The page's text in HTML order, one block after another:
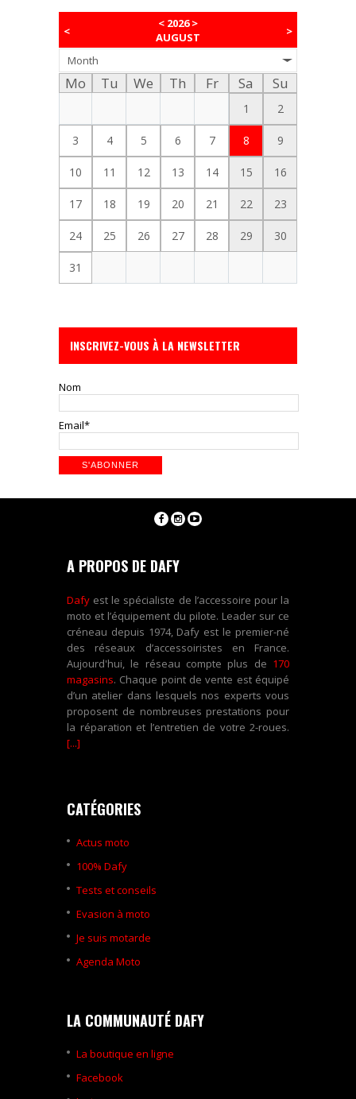
<
< 2026>
AUGUST
>
Month
Mo Tu We Th Fr Sa Su
1 2
3 4 5 6 7 8 9
10 11 12 13 14 15 16
17 18 19 20 21 22 23
24 25 26 27 28 29 30
31
INSCRIVEZ-VOUS À LA NEWSLETTER
Nom
Email*
A PROPOS DE DAFY
Dafy est le spécialiste de l’accessoire pour la
moto et l’équipement du pilote. Leader sur ce
créneau depuis 1974, Dafy est le premier-né
des réseaux d’accessoiristes en France.
Aujourd'hui, le réseau compte plus de 170
magasins. Chaque point de vente est équipé
d’un atelier dans lesquels nos experts vous
proposent de nombreuses prestations pour
la réparation et l’entretien de votre 2-roues.
[...]
CATÉGORIES
Actus moto
100% Dafy
Tests et conseils
Evasion à moto
Je suis motarde
Agenda Moto
LA COMMUNAUTÉ DAFY
La boutique en ligne
Facebook